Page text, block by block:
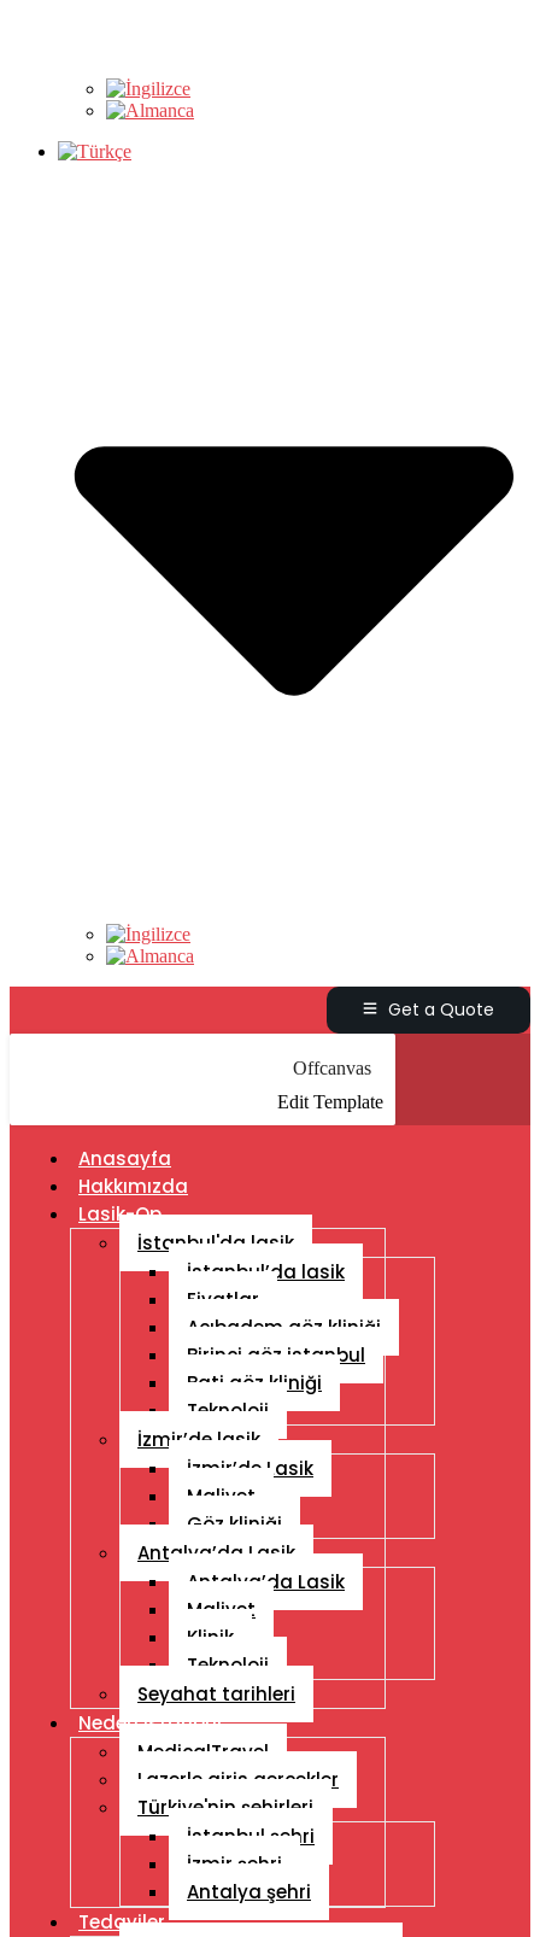
Get a Quote
Offcanvas
Edit Template
Anasayfa
Hakkımızda
Lasik-Op
İstanbul'da lasik
İstanbul’da lasik
Fiyatlar
Acıbadem göz kliniği
Birinci göz istanbul
Bati göz kliniği
Teknoloji
İzmir’de lasik
İzmir’de Lasik
Maliyet
Göz kliniği
Antalya’da Lasik
Antalya’da Lasik
Maliyet
Klinik
Teknoloji
Seyahat tarihleri
Neden Istanbul
MedicalTravel
Lazerle giris gercekler
Türkiye'nin şehirleri
İstanbul şehri
İzmir şehri
Antalya şehri
Tedaviler